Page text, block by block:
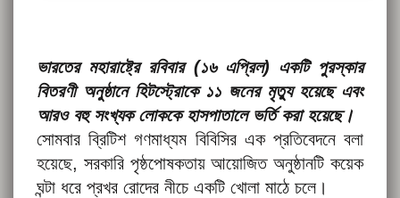
ভারতের মহারাষ্ট্রে রবিবার (১৬ এপ্রিল) একটি পুরস্কার
বিতরণী অনুষ্ঠানে হিটস্ট্রোকে ১১ জনের মৃত্যু হয়েছে এবং
আরও বহু সংখ্যক লোককে হাসপাতালে ভর্তি করা হয়েছে।
সোমবার ব্রিটিশ গণমাধ্যম বিবিসির এক প্রতিবেদনে বলা
হয়েছে, সরকারি পৃষ্ঠপোষকতায় আয়োজিত অনুষ্ঠানটি কয়েক
ঘন্টা ধরে প্রখর রোদের নীচে একটি খোলা মাঠে চলে।